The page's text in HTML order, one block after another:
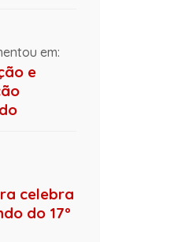
em:
e
celebra
do 17º